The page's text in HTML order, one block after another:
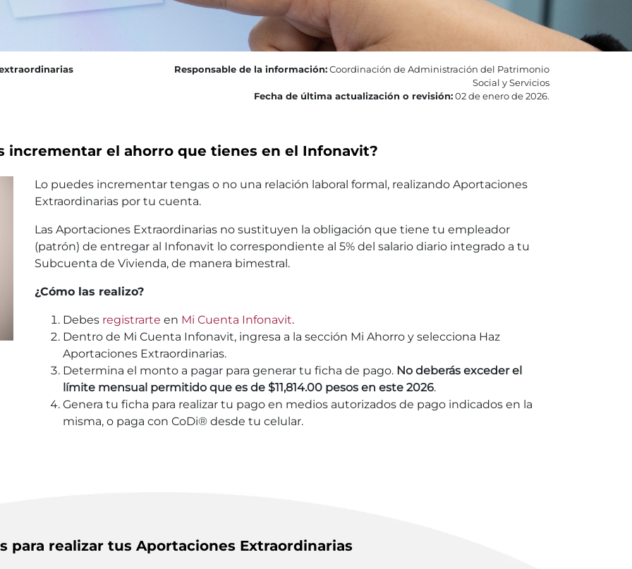
Responsable de la información: Coordinación de Administración del Patrimonio
Social y Servicios
Fecha de última actualización o revisión: 02 de enero de 2026.
incrementar el ahorro que tienes en el Infonavit?
Lo puedes incrementar tengas o no una relación laboral formal, realizando Aportaciones
Extraordinarias por tu cuenta.
Las Aportaciones Extraordinarias no sustituyen la obligación que tiene tu empleador
(patrón) de entregar al Infonavit lo correspondiente al 5% del salario diario integrado a tu
Subcuenta de Vivienda, de manera bimestral.
¿Cómo las realizo?
Debes registrarte en Mi Cuenta Infonavit.
Dentro de Mi Cuenta Infonavit, ingresa a la sección Mi Ahorro y selecciona Haz
Aportaciones Extraordinarias.
Determina el monto a pagar para generar tu ficha de pago. No deberás exceder el
límite mensual permitido que es de $11,814.00 pesos en este 2026.
Genera tu ficha para realizar tu pago en medios autorizados de pago indicados en la
misma, o paga con CoDi® desde tu celular.
para realizar tus Aportaciones Extraordinarias